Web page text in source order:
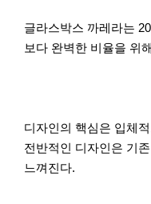
글라스박스 까레라는
보다 완벽한 비율을 위
디자인의 핵심은 입체
전반적인 디자인은 기
느껴진다.